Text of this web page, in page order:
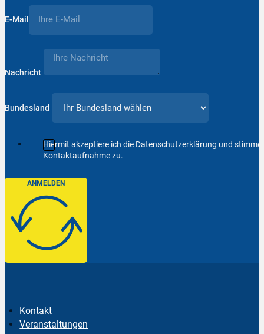
E-Mail
Nachricht
Bundesland
Hiermit akzeptiere ich die Datenschutzerklärung und
Kontaktaufnahme zu.
ANMELDEN
Kontakt
Veranstaltungen